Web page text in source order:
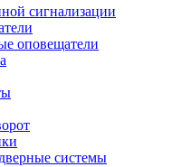
сигнализации
оповещатели
системы